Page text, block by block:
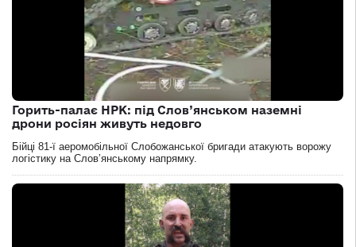
Горить-палає НРК: під Слов’янськом наземні
дрони росіян живуть недовго
Бійці 81-ї аеромобільної Слобожанської бригади атакують ворожу
логістику на Словʼянському напрямку.